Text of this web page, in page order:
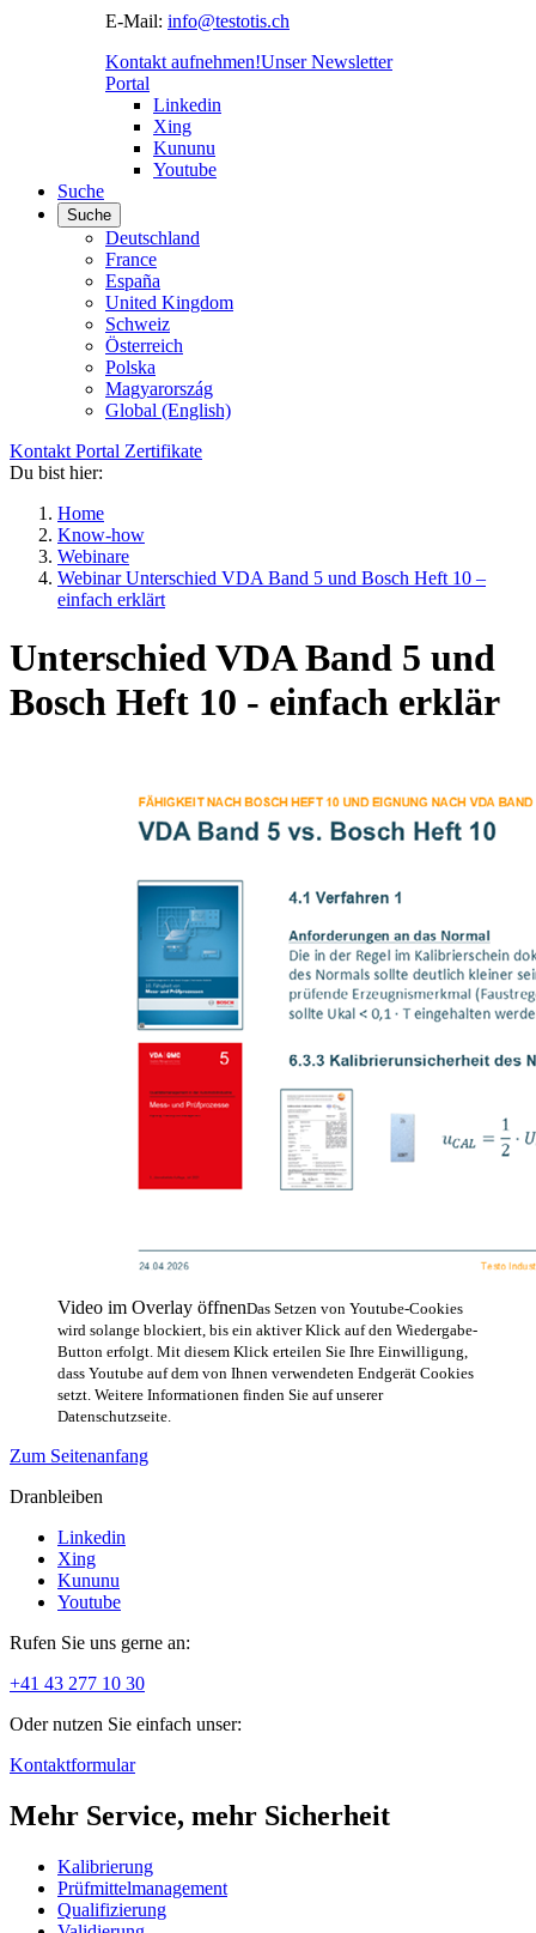
E-Mail: info@testotis.ch
Kontakt aufnehmen!Unser Newsletter
Portal
Linkedin
Xing
Kununu
Youtube
Suche
Suche
Deutschland
France
España
United Kingdom
Schweiz
Österreich
Polska
Magyarország
Global (English)
Kontakt Portal Zertifikate
Du bist hier:
Home
Know-how
Webinare
Webinar Unterschied VDA Band 5 und Bosch Heft 10 –
einfach erklärt
Unterschied VDA Band 5 und
Bosch Heft 10 - einfach erklär
Video im Overlay öffnenDas Setzen von Youtube-Cookies
wird solange blockiert, bis ein aktiver Klick auf den Wiedergabe-
Button erfolgt. Mit diesem Klick erteilen Sie Ihre Einwilligung,
dass Youtube auf dem von Ihnen verwendeten Endgerät Cookies
setzt. Weitere Informationen finden Sie auf unserer
Datenschutzseite.
Zum Seitenanfang
Dranbleiben
Linkedin
Xing
Kununu
Youtube
Rufen Sie uns gerne an:
+41 43 277 10 30
Oder nutzen Sie einfach unser:
Kontaktformular
Mehr Service, mehr Sicherheit
Kalibrierung
Prüfmittelmanagement
Qualifizierung